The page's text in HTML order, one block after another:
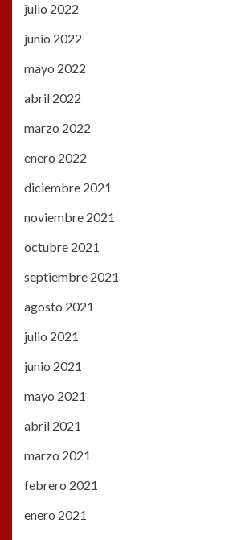
julio 2022
junio 2022
mayo 2022
abril 2022
marzo 2022
enero 2022
diciembre 2021
noviembre 2021
octubre 2021
septiembre 2021
agosto 2021
julio 2021
junio 2021
mayo 2021
abril 2021
marzo 2021
febrero 2021
enero 2021